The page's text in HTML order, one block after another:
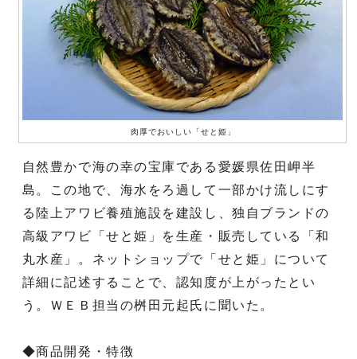
肉厚でおいしい「せと姫」
自然豊かで海の幸の宝庫である愛媛県佐田岬半
島。この地で、海水をろ過して一部かけ流しにす
る陸上アワビ養殖施設を建設し、独自ブランドの
高級アワビ「せと姫」を生産・販売している「和
丸水産」。ネットショップで「せと姫」について
詳細に記述することで、認知度が上がったとい
う。ＷＥＢ担当の桝田元起氏に聞いた。
◆商品開発・特徴